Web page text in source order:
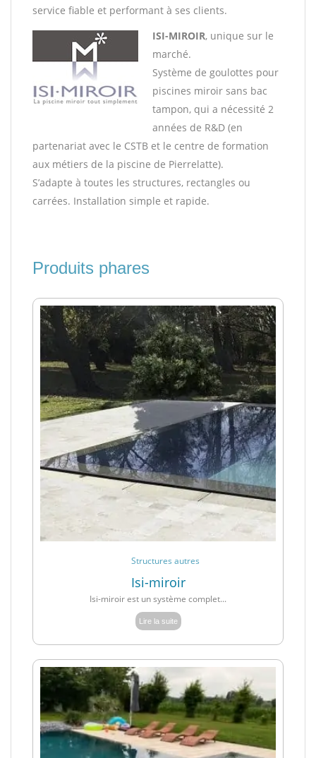
service fiable et performant à ses clients.
ISI-MIROIR, unique sur le
marché.
Système de goulottes pour
piscines miroir sans bac
tampon, qui a nécessité 2
années de R&D (en
partenariat avec le CSTB et le centre de formation
aux métiers de la piscine de Pierrelatte).
S’adapte à toutes les structures, rectangles ou
carrées. Installation simple et rapide.
Produits phares
Structures autres
Isi-miroir
Isi-miroir est un système complet...
Lire la suite